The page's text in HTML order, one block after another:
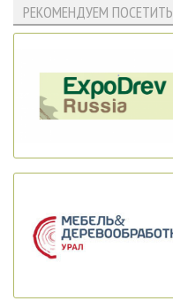
РЕКОМЕНДУЕМ ПОСЕТИТЬ